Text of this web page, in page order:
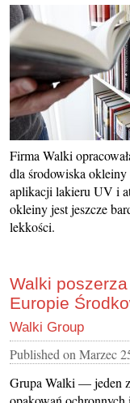
Firma Walki
dla środowiska
aplikacji lakieru UV i
okleiny jest jeszcze
lekkości.
Walki
Europie
Walki Group
Published on Marzec
Grupa Walki — jeden